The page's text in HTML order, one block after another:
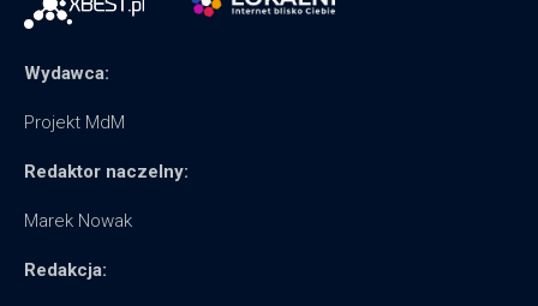
Wydawca:
Projekt MdM
Redaktor naczelny:
Marek Nowak
Redakcja: